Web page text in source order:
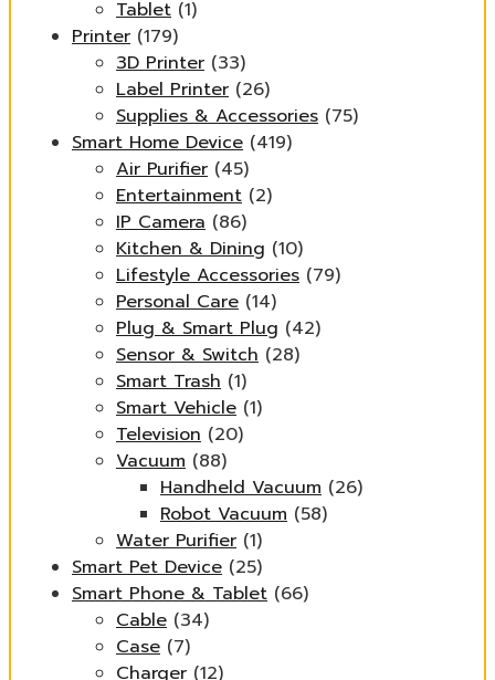
Tablet (1)
Printer (179)
3D Printer (33)
Label Printer (26)
Supplies & Accessories (75)
Smart Home Device (419)
Air Purifier (45)
Entertainment (2)
IP Camera (86)
Kitchen & Dining (10)
Lifestyle Accessories (79)
Personal Care (14)
Plug & Smart Plug (42)
Sensor & Switch (28)
Smart Trash (1)
Smart Vehicle (1)
Television (20)
Vacuum (88)
Handheld Vacuum (26)
Robot Vacuum (58)
Water Purifier (1)
Smart Pet Device (25)
Smart Phone & Tablet (66)
Cable (34)
Case (7)
Charger (12)